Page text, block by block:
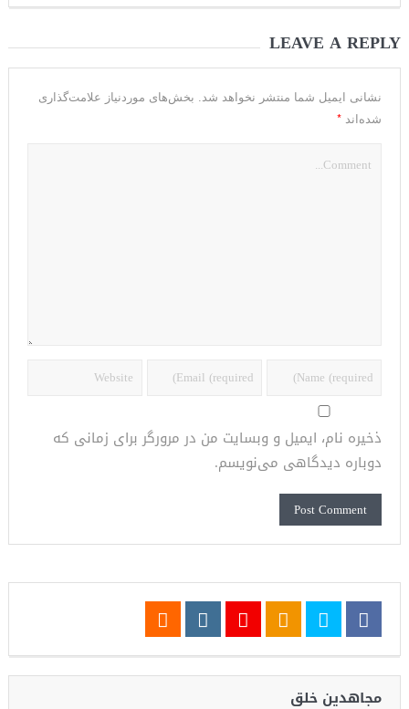
LEAVE A REPLY
نشانی ایمیل شما منتشر نخواهد شد.
بخش‌های موردنیاز علامت‌گذاری
شده‌اند *
ذخیره نام، ایمیل و وبسایت من در مرورگر برای زمانی که
دوباره دیدگاهی می‌نویسم.
مجاهدین خلق